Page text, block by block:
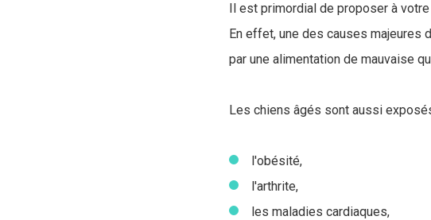
Il est primordial de proposer à
En effet, une des causes majeures
par une alimentation de mauvaise
Les chiens âgés sont aussi
l'obésité,
l'arthrite,
les maladies cardiaques,